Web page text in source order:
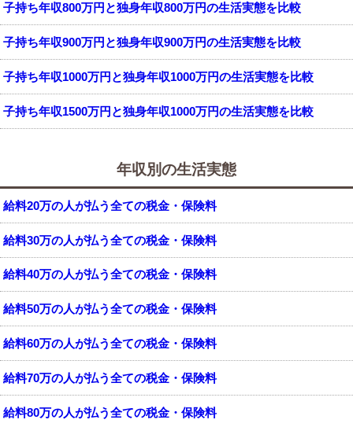
子持ち年収800万円と独身年収800万円の生活実態を比較
子持ち年収900万円と独身年収900万円の生活実態を比較
子持ち年収1000万円と独身年収1000万円の生活実態を比較
子持ち年収1500万円と独身年収1000万円の生活実態を比較
年収別の生活実態
給料20万の人が払う全ての税金・保険料
給料30万の人が払う全ての税金・保険料
給料40万の人が払う全ての税金・保険料
給料50万の人が払う全ての税金・保険料
給料60万の人が払う全ての税金・保険料
給料70万の人が払う全ての税金・保険料
給料80万の人が払う全ての税金・保険料